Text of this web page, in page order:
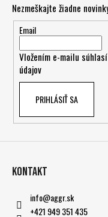
Nezmeškajte žiadne
Email
Vložením e-mailu
údajov
PRIHLÁSIŤ SA
Kontakt
info@aggr.sk
+421 949 351 435